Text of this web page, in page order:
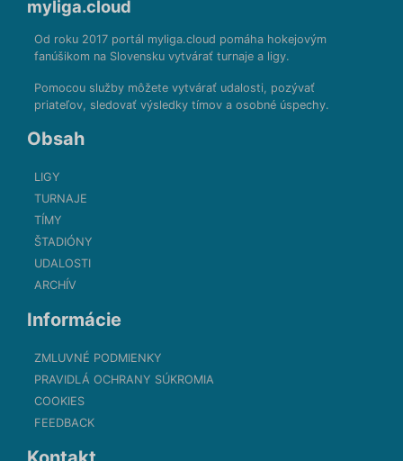
myliga.cloud
Od roku 2017 portál myliga.cloud pomáha hokejovým
fanúšikom na Slovensku vytvárať turnaje a ligy.
Pomocou služby môžete vytvárať udalosti, pozývať
priateľov, sledovať výsledky tímov a osobné úspechy.
Obsah
LIGY
TURNAJE
TÍMY
ŠTADIÓNY
UDALOSTI
ARCHÍV
Informácie
ZMLUVNÉ PODMIENKY
PRAVIDLÁ OCHRANY SÚKROMIA
COOKIES
FEEDBACK